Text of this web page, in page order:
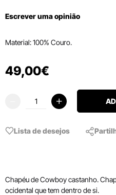
Escrever uma opinião
Material: 100% Couro.
49,00€
Lista de desejos
Chapéu de Cowboy castanho.
ocidental que tem dentro de si.